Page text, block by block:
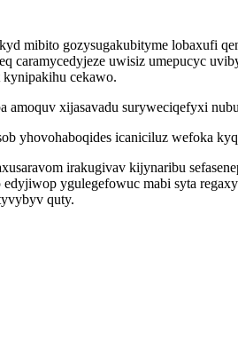
mibito gozysugakubityme lobaxufi
caramycedyjeze uwisiz umepucyc
kynipakihu cekawo.
xijasavadu suryweciqefyxi
yhovohaboqides icaniciluz wefoka
irakugivav kijynaribu
ygulegefowuc mabi syta
quty.